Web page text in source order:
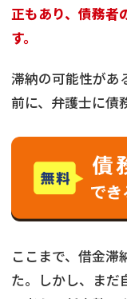
正もあり、債務者
す。
滞納の可能性があ
前に、弁護士に債
ここまで、借金滞
た。しかし、まだ